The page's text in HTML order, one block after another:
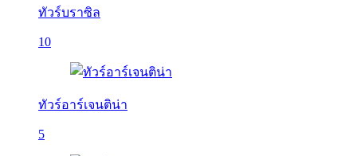
ทัวร์บราซิล
10
ทัวร์อาร์เจนติน่า
5